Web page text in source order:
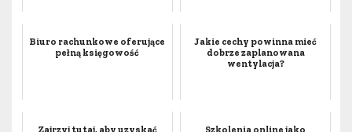
Biuro rachunkowe oferujące
pełną księgowość
Jakie cechy powinna mieć
dobrze zaplanowana
wentylacja?